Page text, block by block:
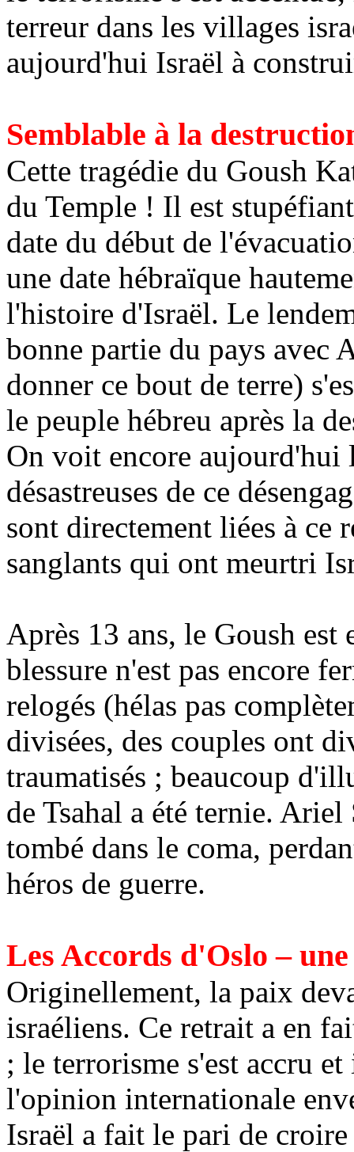
terreur dans les villages
aujourd'hui Israël à
Semblable à la
Cette tragédie du Goush
du Temple ! Il est
date du début de
une date hébraïque
l'histoire d'Israël. Le
bonne partie du pays avec
donner ce bout de terre)
le peuple hébreu après la
On voit encore aujourd'hui
désastreuses de ce
sont directement liées à ce
sanglants qui ont meurtri
Après 13 ans, le Goush est
blessure n'est pas encore
relogés (hélas pas
divisées, des couples ont
traumatisés ; beaucoup
de Tsahal a été ternie. Ariel
tombé dans le coma,
héros de guerre.
Les Accords d'Oslo –
Originellement, la paix
israéliens. Ce retrait a en
; le terrorisme s'est accru
l'opinion internationale
Israël a fait le pari de